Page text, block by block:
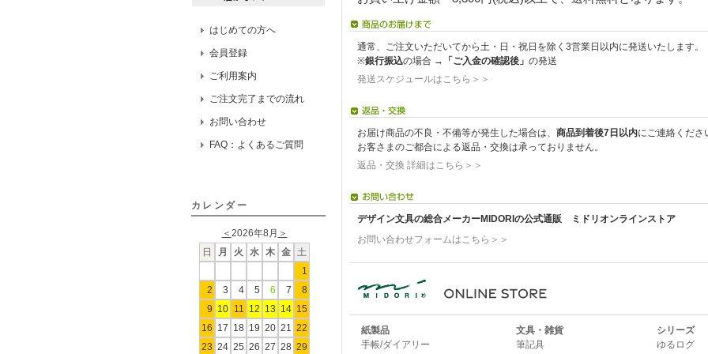
はじめての方へ
会員登録
ご利用案内
ご注文完了までの流れ
お問い合わせ
FAQ：よくあるご質問
カレンダー
＜ 2026年8月 ＞
日
月 火 水 木 金
土
1
2
3 4 5 6 7
8
9 10 11 12 13 14 15
16 17 18 19 20 21
22
23 24 25 26 27 28 29
通常、ご注文いただいてから土・日・祝日を除く3営業日以内に発送いたします。
※銀行振込の場合 → 「ご入金の確認後」 の発送
発送スケジュールはこちら＞＞
お届け商品の不良・不備等が発生した場合は、 商品到着後7日以内にご連絡くださ
お客さまのご都合による返品・交換は承っておりません。
返品・交換 詳細はこちら＞＞
デザイン文具の総合メーカーMIDORIの公式通販 ミドリオンラインストア
お問い合わせフォームはこちら＞＞
紙製品
手帳/ダイアリー
文具・雑貨
筆記具
シリーズ
ゆるログ